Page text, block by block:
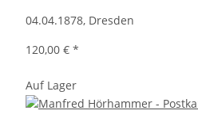
04.04.1878, Dresden
120,00 € *
Auf Lager